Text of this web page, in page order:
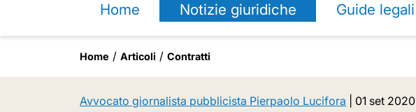
Home Notizie giuridiche Guide legali
Home Articoli Contratti
Avvocato giornalista pubblicista Pierpaolo Lucifora 01 set 2020